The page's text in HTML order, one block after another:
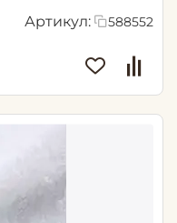
Артикул: 588552